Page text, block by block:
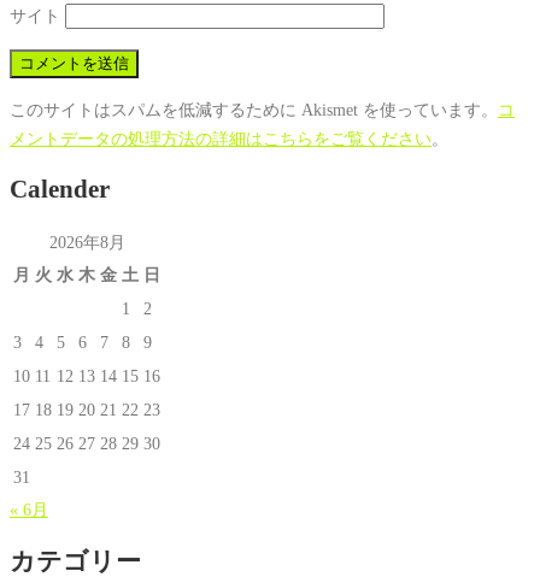
サイト
このサイトはスパムを低減するために Akismet を使っています。
コ
メントデータの処理方法の詳細はこちらをご覧ください。
Calender
2026年8月
月 火 水 木 金 土 日
1
2
3
4 5 6 7 8
9
10 11 12 13 14 15 16
17 18 19 20 21 22 23
24 25 26 27 28 29 30
31
« 6月
カテゴリー